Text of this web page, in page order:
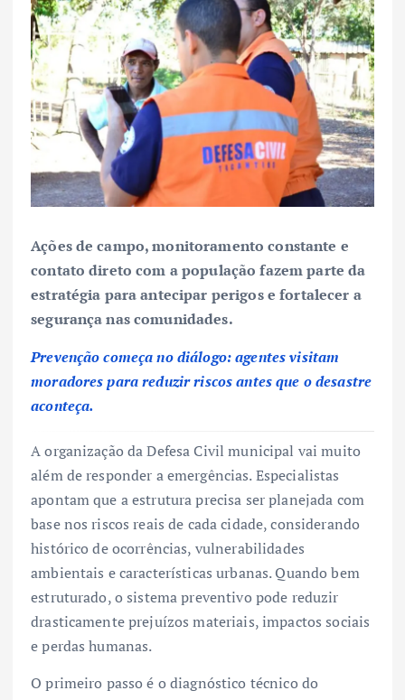
Ações de campo, monitoramento constante e
contato direto com a população fazem parte da
estratégia para antecipar perigos e fortalecer a
segurança nas comunidades.
Prevenção começa no diálogo: agentes visitam
moradores para reduzir riscos antes que o desastre
aconteça.
A organização da Defesa Civil municipal vai muito
além de responder a emergências. Especialistas
apontam que a estrutura precisa ser planejada com
base nos riscos reais de cada cidade, considerando
histórico de ocorrências, vulnerabilidades
ambientais e características urbanas. Quando bem
estruturado, o sistema preventivo pode reduzir
drasticamente prejuízos materiais, impactos sociais
e perdas humanas.
O primeiro passo é o diagnóstico técnico do